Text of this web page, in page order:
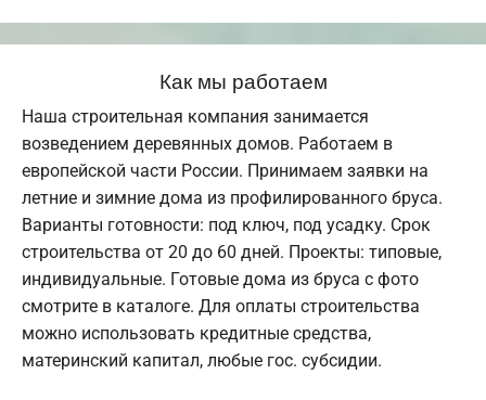
Как мы работаем
Наша строительная компания занимается
возведением деревянных домов. Работаем в
европейской части России. Принимаем заявки на
летние и зимние дома из профилированного бруса.
Варианты готовности: под ключ, под усадку. Срок
строительства от 20 до 60 дней. Проекты: типовые,
индивидуальные. Готовые дома из бруса с фото
смотрите в каталоге. Для оплаты строительства
можно использовать кредитные средства,
материнский капитал, любые гос. субсидии.